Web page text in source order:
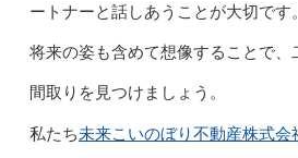
ートナーと話しあうことが大切です。
将来の姿も含めて想像することで、
間取りを見つけましょう。
私たち未来こいのぼり不動産株式会